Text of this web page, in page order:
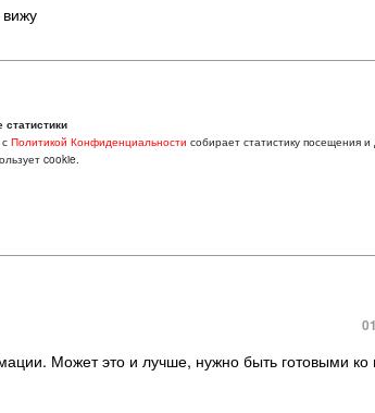
боюсь разочароваться, ведь Ташкент —
А как с работой в Рязани? Еще очень
Может это и лучше, нужно быть готовыми
Политикой Конфиденциальности собирает статистику посещения
cookie.